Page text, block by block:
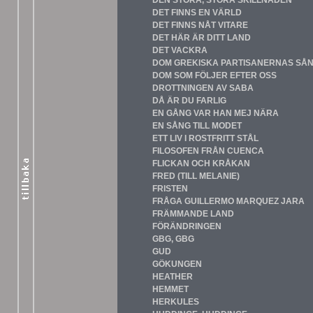
DET FINNS EN VÄRLD
DET FINNS NÅT VITARE
DET HÄR ÄR DITT LAND
DET VACKRA
DOM GREKISKA PARTISANERNAS
DOM SOM FÖLJER EFTER OSS
DROTTNINGEN AV SABA
DÅ ÄR DU FARLIG
EN GÅNG VAR HAN MEJ NÄRA
EN SÅNG TILL MODET
ETT LIV I ROSTFRITT STÅL
FILOSOFEN FRÅN CUENCA
FLICKAN OCH KRÅKAN
FRED (TILL MELANIE)
FRISTEN
FRÅGA GUILLERMO MARQUEZ JARA
FRÄMMANDE LAND
FÖRÄNDRINGEN
GBG, GBG
GUD
GÖKUNGEN
HEATHER
HEMMET
HERKULES